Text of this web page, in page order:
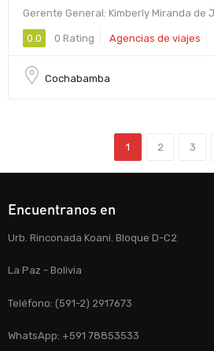
Gerente General: Kimberly Miranda de
0.0 0 Rating Agencias de viajes
Cochabamba
1 2 3
Encuentranos en
Urb. Rinconada Koani. Bloque D-C2
La Paz - Bolivia
Teléfono: (591-2) 2917673
WhatsApp: +591 78853533